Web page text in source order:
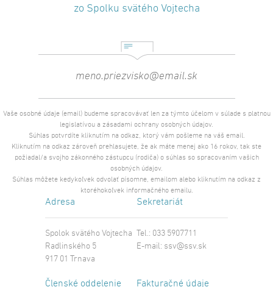
zo Spolku svätého Vojtecha
Vaše osobné údaje (email) budeme spracovávať len za týmto účelom v súlade s platnou
legislatívou a zásadami ochrany osobných údajov.
Súhlas potvrdíte kliknutím na odkaz, ktorý vám pošleme na váš email.
Kliknutím na odkaz zároveň prehlasujete, že ak máte menej ako 16 rokov, tak ste
požiadal/a svojho zákonného zástupcu (rodiča) o súhlas so spracovaním vašich
osobných údajov.
Súhlas môžete kedykoľvek odvolať písomne, emailom alebo kliknutím na odkaz z
ktoréhokoľvek informačného emailu.
Adresa
Spolok svätého Vojtecha
Radlinského 5
917 01 Trnava
Sekretariát
Tel.: 033 5907711
E-mail: ssv@ssv.sk
Členské oddelenie Fakturačné údaje